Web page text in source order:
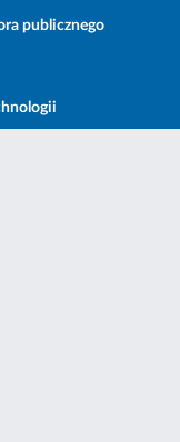
publicznego